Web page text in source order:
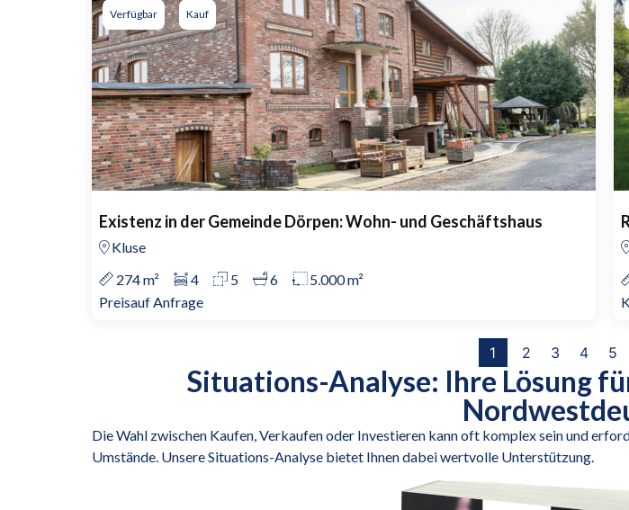
Verfügbar Kauf
Existenz in der Gemeinde Dörpen: Wohn- und Geschäftshaus
Kluse
274 m²
4 5 6
5.000 m²
Preisauf Anfrage
1 2 3 4 5
Situations-Analyse: Ihre Lösung
Die Wahl zwischen Kaufen, Verkaufen oder Investieren kann oft komplex sein und
Umstände. Unsere Situations-Analyse bietet Ihnen dabei wertvolle Unterstützung.